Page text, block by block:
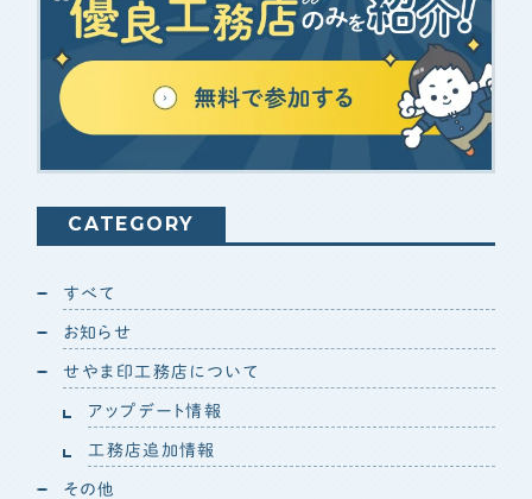
用語解説で学ぶ
SUPPORT
サポート
お役立ちツール
OTHER
せやまのきもち
工務店の方へ
【クルー専用】ログインページ
CATEGORY
すべて
お知らせ
せやま印工務店について
アップデート情報
工務店追加情報
その他